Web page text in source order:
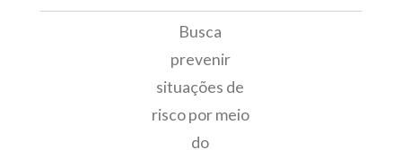
Busca
prevenir
situações de
risco por meio
do